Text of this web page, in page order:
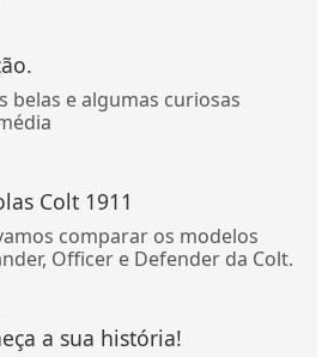
belas e algumas curiosas
Colt 1911
comparar os modelos
Officer e Defender da Colt.
a sua história!